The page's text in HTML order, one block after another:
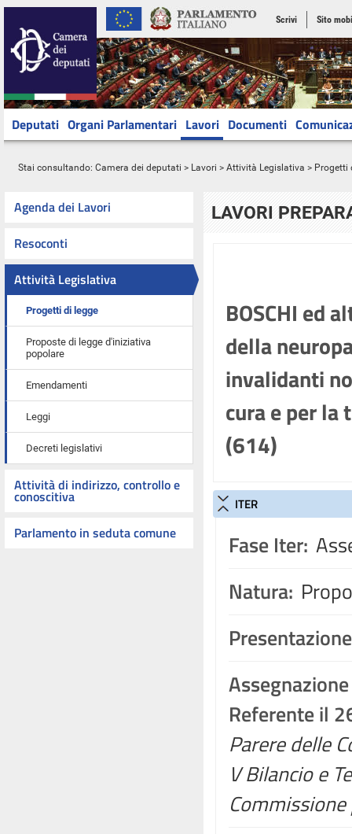
Scrivi Sito
Deputati Organi Parlamentari Lavori Documenti
Stai consultando: Camera dei deputati > Lavori > Attività Legislativa > Progetti
Agenda dei Lavori
Resoconti
Attività Legislativa
Progetti di legge
Proposte di legge d'iniziativa
popolare
Emendamenti
Leggi
Decreti legislativi
Attività di indirizzo, controllo e
conoscitiva
Parlamento in seduta comune
LAVORI
BOSCHI ed
della
invalidanti
cura e per la
(614)
ITER
Fase Iter:
Natura:
Assegnazione
Referente il
Parere delle
V Bilancio e